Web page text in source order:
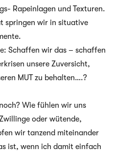
Rapeinlagen und Texturen.
springen wir in situative
Schaffen wir das – schaffen
unsere Zuversicht,
MUT zu behalten….?
Wie fühlen wir uns
oder wütende,
wir tanzend miteinander
ist, wenn ich damit einfach